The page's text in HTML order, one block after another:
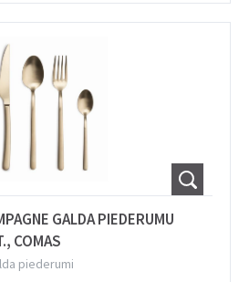
GALDA PIEDERUMU
COMAS
piederumi